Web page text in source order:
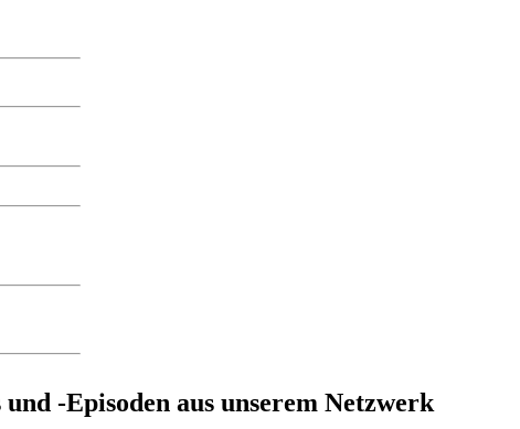
und -Episoden aus unserem Netzwerk